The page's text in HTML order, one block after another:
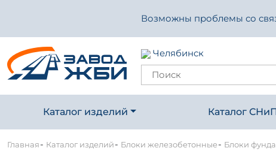
Возможны проблемы со
Челябинск
Каталог изделий Каталог
Главная- Каталог изделий- Блоки железобетонные- Блоки